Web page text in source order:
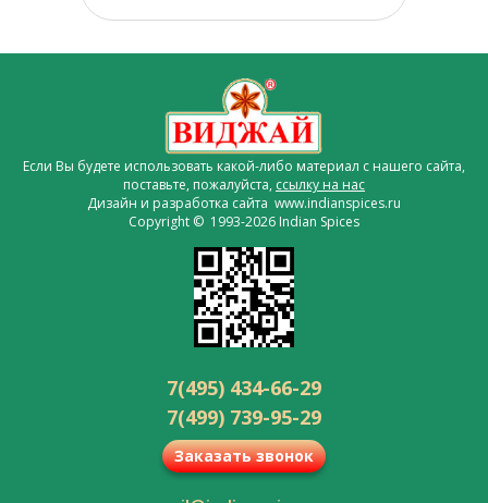
Если Вы будете использовать какой-либо материал с нашего сайта,
поставьте, пожалуйста, ссылку на нас
Дизайн и разработка сайта www.indianspices.ru
Copyright © 1993-2026 Indian Spices
7(495) 434-66-29
7(499) 739-95-29
Заказать звонок